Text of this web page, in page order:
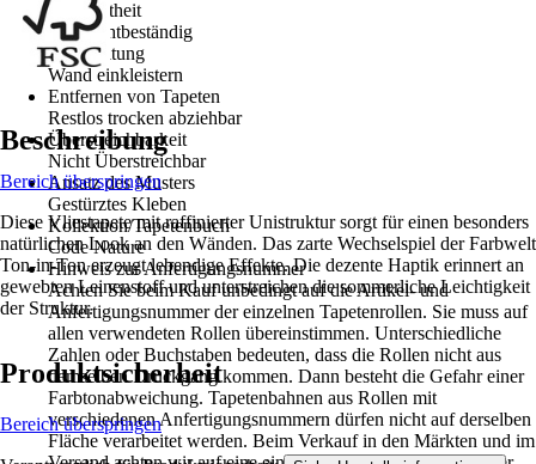
Farbechtheit
Gut Lichtbeständig
Verarbeitung
Wand einkleistern
Entfernen von Tapeten
Restlos trocken abziehbar
Überstreichbarkeit
Nicht Überstreichbar
Ansatz des Musters
Gestürztes Kleben
Kollektion/Tapetenbuch
Code Nature
Hinweis zur Anfertigungsnummer
Achten Sie beim Kauf unbedingt auf die Artikel- und
Anfertigungsnummer der einzelnen Tapetenrollen. Sie muss auf
allen verwendeten Rollen übereinstimmen. Unterschiedliche
Zahlen oder Buchstaben bedeuten, dass die Rollen nicht aus
demselben Druckgang kommen. Dann besteht die Gefahr einer
Farbtonabweichung. Tapetenbahnen aus Rollen mit
verschiedenen Anfertigungsnummern dürfen nicht auf derselben
Fläche verarbeitet werden. Beim Verkauf in den Märkten und im
Beschreibung
Bereich überspringen
Diese Vliestapete mit raffinierter Unistruktur sorgt für einen besonders
natürlichen Look an den Wänden. Das zarte Wechselspiel der Farbwelt
Ton-in-Ton erzeugt lebendige Effekte. Die dezente Haptik erinnert an
gewebten Leinenstoff und unterstreichen die sommerliche Leichtigkeit
der Struktur.
Produktsicherheit
Bereich überspringen